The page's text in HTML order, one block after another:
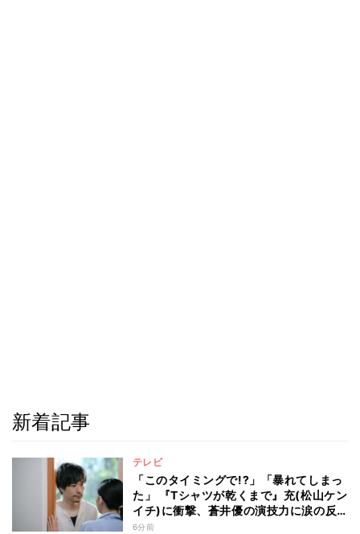
新着記事
テレビ
「このタイミングで!?」「暴れてしまっ
た」 『Tシャツが乾くまで』充(松山ケン
イチ)に衝撃、蒼井優の演技力に涙の反
響も
6分前